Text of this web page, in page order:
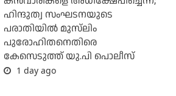
ഹിന്ദുത്വ സംഘടനയുടെ
പരാതിയില്‍ മുസ്‌ലിം
പുരോഹിതനെതിരെ
കേസെടുത്ത് യു.പി പൊലീസ്
1 day ago